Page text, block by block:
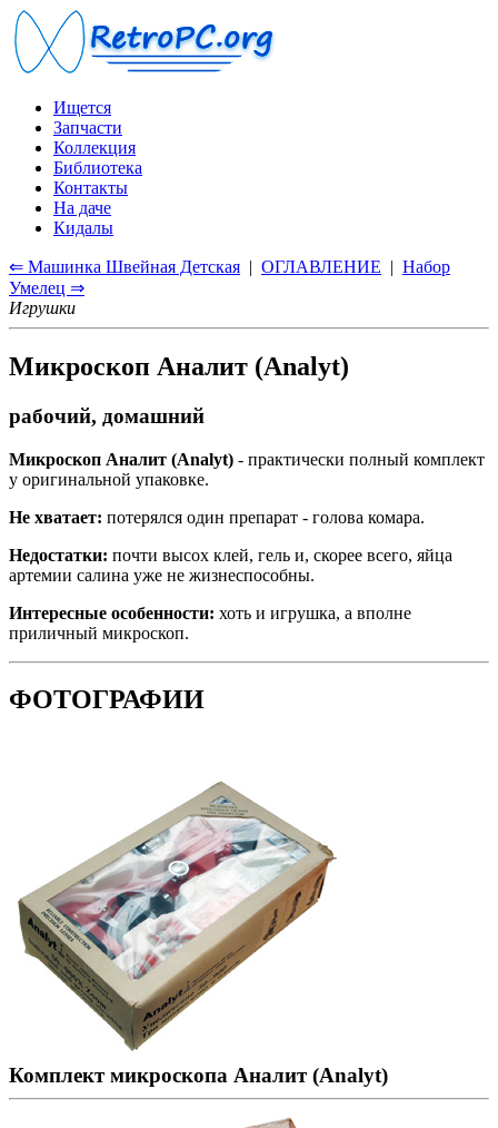
Ищется
Запчасти
Коллекция
Библиотека
Контакты
На даче
Кидалы
⇐ Машинка Швейная Детская | ОГЛАВЛЕНИЕ | Набор
Умелец ⇒
Игрушки
Микроскоп Аналит (Analyt)
рабочий, домашний
Микроскоп Аналит (Analyt) - практически полный комплект
у оригинальной упаковке.
Не хватает: потерялся один препарат - голова комара.
Недостатки: почти высох клей, гель и, скорее всего, яйца
артемии салина уже не жизнеспособны.
Интересные особенности: хоть и игрушка, а вполне
приличный микроскоп.
ФОТОГРАФИИ
Комплект микроскопа Аналит (Analyt)